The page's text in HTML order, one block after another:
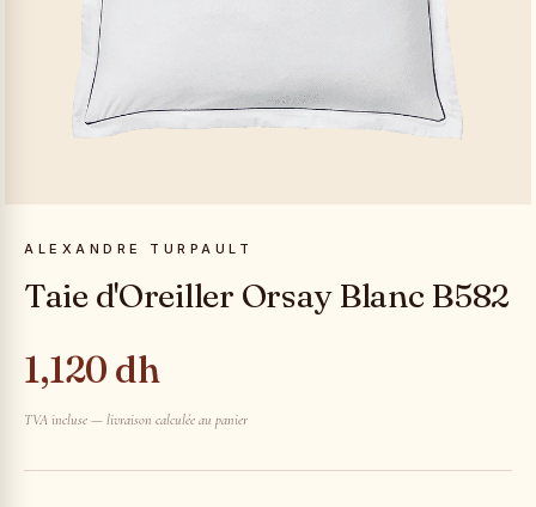
ALEXANDRE TURPAULT
Taie d'Oreiller Orsay Blanc B582
1,120 dh
TVA incluse — livraison calculée au panier